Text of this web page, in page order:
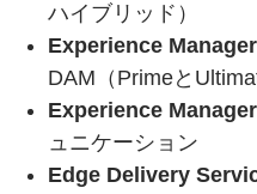
ハイブリッド）
Experience
DAM（Primeと
Experience
ュニケーション
Edge Delivery